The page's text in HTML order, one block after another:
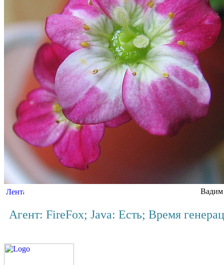
Вадим
Агент: FireFox; Java: Есть; Время